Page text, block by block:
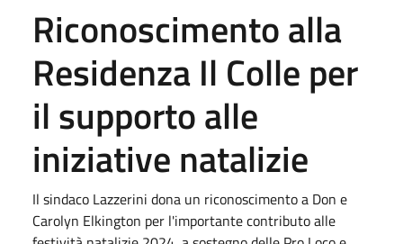
Riconoscimento alla
Residenza Il Colle per
il supporto alle
iniziative natalizie
Il sindaco Lazzerini dona un riconoscimento a Don e
Carolyn Elkington per l'importante contributo alle